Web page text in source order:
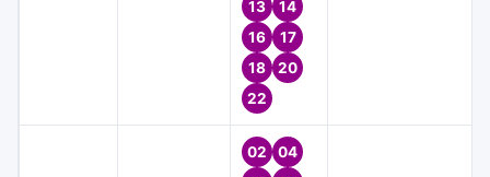
13
14
16
17
18
20
22
02
04